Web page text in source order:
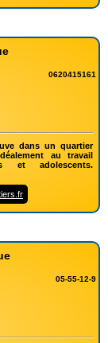
0620415161
dans un quartier
au travail
et adolescents.
05-55-12-9